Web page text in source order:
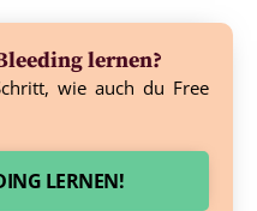
lernen?
wie auch du Free
LERNEN!